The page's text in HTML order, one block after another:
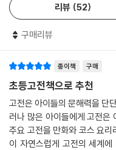
『초등 상위 1%를 만드는 위대
어렵지만 최소한의 교양으로
될 거예요.
애피타이저 - 작가가 들려주
조너선 스위프트는 유머러스
않고는 뻔뻔하게 “어차피 더
“어차피 배고파질 텐데 아침을
리뷰 52
구매리뷰
종이책 구매
초등고전책으로 추천
고전은 아이들의 문해력을 단
러나 많은 아이들에게 고전은
주요 고전을 만화와 코스 요
이 자연스럽게 고전의 세계